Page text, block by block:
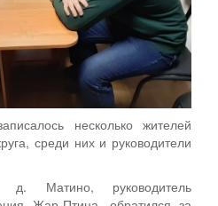
несколько жителей
среди них и руководители
Матино, руководитель